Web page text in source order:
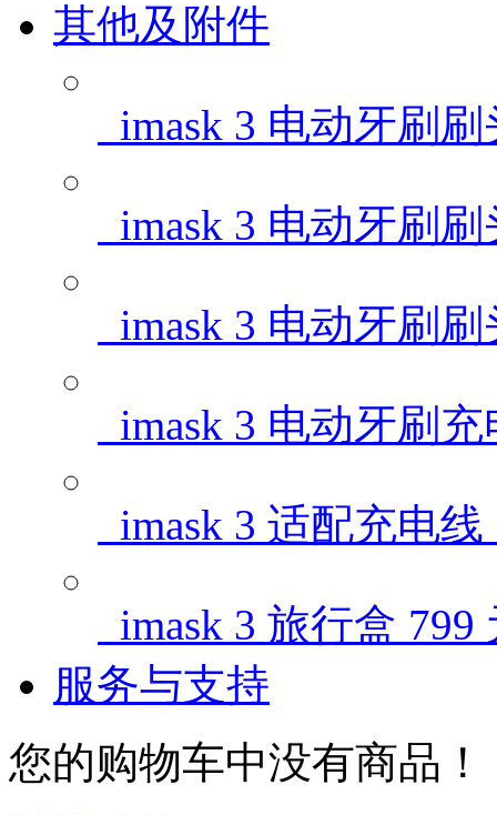
其他及附件
imask 3 电动牙刷
imask 3 电动牙刷
imask 3 电动牙刷
imask 3 电动牙刷充
imask 3 适配充电线
imask 3 旅行盒 799
服务与支持
您的购物车中没有商品！